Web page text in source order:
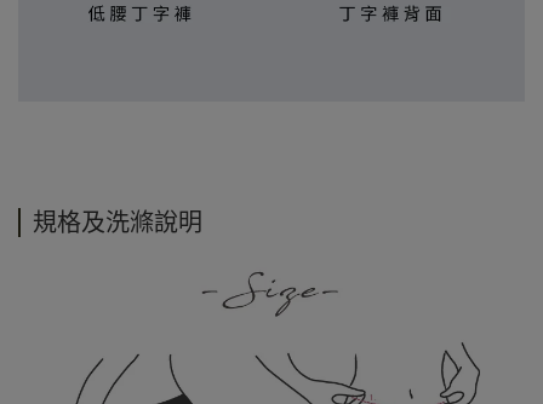
規格及洗滌說明